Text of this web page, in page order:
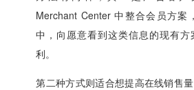
Merchant Center 中整合会员方案
中，向愿意看到这类信息的现有
利。
第二种方式则适合想提高在线销售